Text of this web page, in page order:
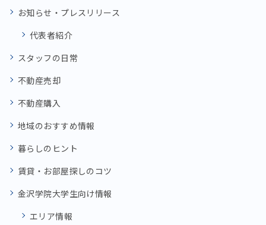
お知らせ・プレスリリース
代表者紹介
スタッフの日常
不動産売却
不動産購入
地域のおすすめ情報
暮らしのヒント
賃貸・お部屋探しのコツ
金沢学院大学生向け情報
エリア情報